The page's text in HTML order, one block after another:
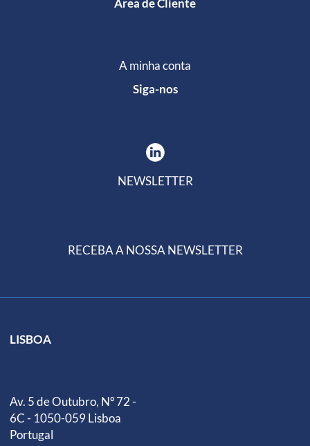
Área de Cliente
A minha conta
Siga-nos
NEWSLETTER
RECEBA A NOSSA NEWSLETTER
LISBOA
Av. 5 de Outubro, Nº 72 -
6C - 1050-059 Lisboa
Portugal